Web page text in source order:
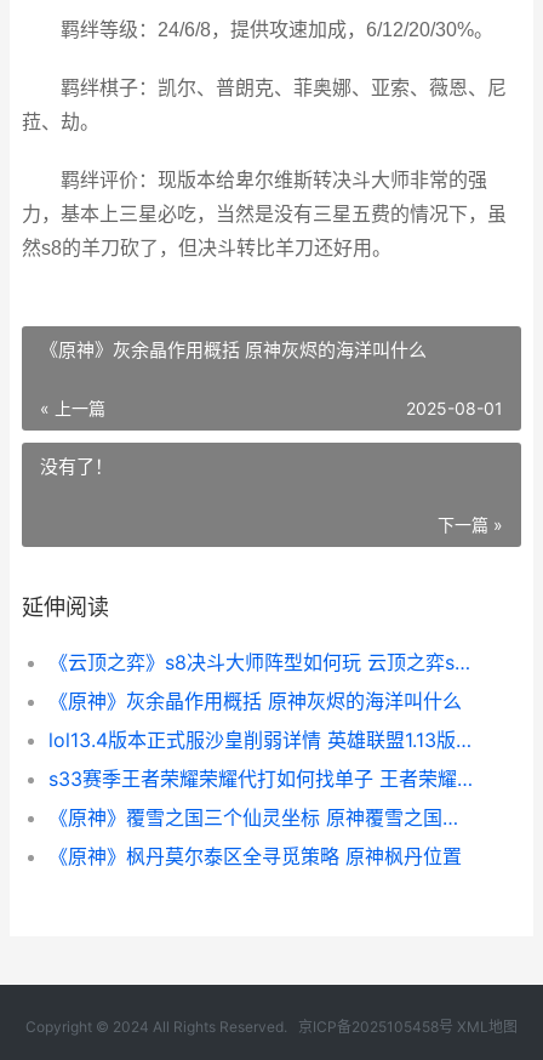
羁绊等级：24/6/8，提供攻速加成，6/12/20/30%。
羁绊棋子：凯尔、普朗克、菲奥娜、亚索、薇恩、尼
菈、劫。
羁绊评价：现版本给卑尔维斯转决斗大师非常的强
力，基本上三星必吃，当然是没有三星五费的情况下，虽
然s8的羊刀砍了，但决斗转比羊刀还好用。
《原神》灰余晶作用概括 原神灰烬的海洋叫什么
« 上一篇 2025-08-01
没有了！
下一篇 »
延伸阅读
《云顶之弈》s8决斗大师阵型如何玩 云顶之弈s8羁绊一览表
《原神》灰余晶作用概括 原神灰烬的海洋叫什么
lol13.4版本正式服沙皇削弱详情 英雄联盟1.13版本
s33赛季王者荣耀荣耀代打如何找单子 王者荣耀s3赛季叫什么
《原神》覆雪之国三个仙灵坐标 原神覆雪之国任务怎么做-
《原神》枫丹莫尔泰区全寻觅策略 原神枫丹位置
Copyright © 2024 All Rights Reserved. 京ICP备2025105458号 XML地图